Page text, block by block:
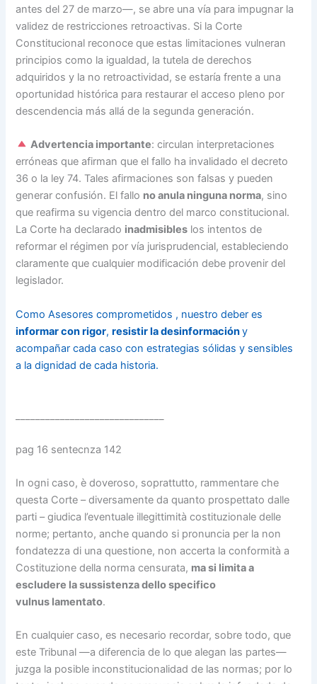
antes del 27 de marzo—, se abre una vía para impugnar la
validez de restricciones retroactivas. Si la Corte
Constitucional reconoce que estas limitaciones vulneran
principios como la igualdad, la tutela de derechos
adquiridos y la no retroactividad, se estaría frente a una
oportunidad histórica para restaurar el acceso pleno por
descendencia más allá de la segunda generación.
Advertencia importante: circulan interpretaciones
erróneas que afirman que el fallo ha invalidado el decreto
36 o la ley 74. Tales afirmaciones son falsas y pueden
generar confusión. El fallo no anula ninguna norma, sino
que reafirma su vigencia dentro del marco constitucional.
La Corte ha declarado inadmisibles los intentos de
reformar el régimen por vía jurisprudencial, estableciendo
claramente que cualquier modificación debe provenir del
legislador.
Como Asesores comprometidos , nuestro deber es
informar con rigor,resistir la desinformacióny
acompañar cada caso con estrategias sólidas y sensibles
a la dignidad de cada historia.
pag 16 sentecnza 142
In ogni caso, è doveroso, soprattutto, rammentare che
questa Corte – diversamente da quanto prospettato dalle
parti – giudica l’eventuale illegittimità costituzionale delle
norme; pertanto, anche quando si pronuncia per la non
fondatezza di una questione, non accerta la conformità a
Costituzione della norma censurata, ma si limita a
escludere la sussistenza dello specifico
vulnus lamentato.
En cualquier caso, es necesario recordar, sobre todo, que
este Tribunal —a diferencia de lo que alegan las partes—
juzga la posible inconstitucionalidad de las normas; por lo